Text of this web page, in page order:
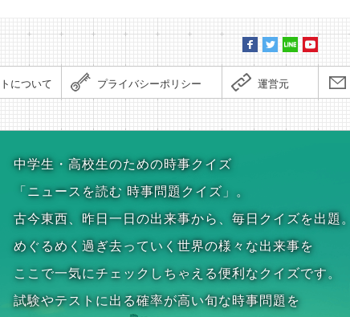
について プライバシーポリシー 運営元
中学生・高校生のための時事クイズ
「ニュースを読む 時事問題クイズ」。
古今東西、昨日一日の出来事から、毎日クイズを出題。
めぐるめく過ぎ去っていく世界の様々な出来事を
ここで一気にチェックしちゃえる便利なクイズです。
試験やテストに出る確率が高い旬な時事問題を